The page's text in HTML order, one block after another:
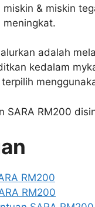
& miskin
meningkat.
adalah
kedalam
SARA RM200
RM200
RM200